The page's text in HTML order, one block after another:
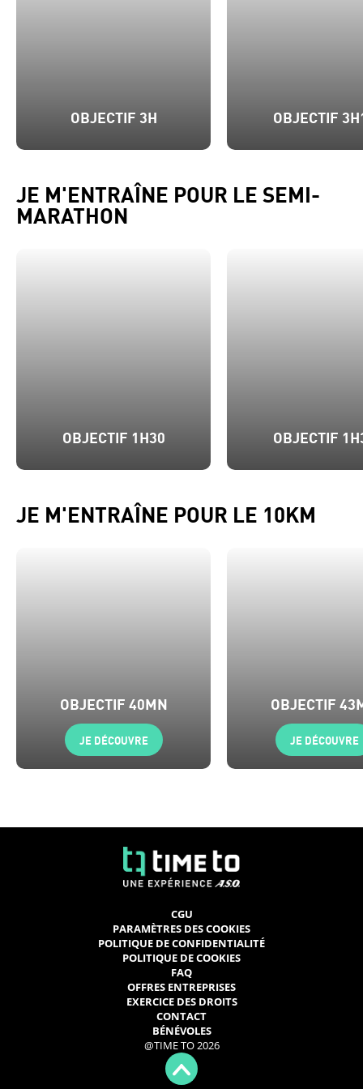
OBJECTIF 3H OBJECTIF
JE M'ENTRAÎNE POUR LE SEMI-
MARATHON
OBJECTIF 1H30 OBJECTIF
JE M'ENTRAÎNE POUR LE 10KM
OBJECTIF 40MN
JE DÉCOUVRE
OBJECTIF
JE DÉCOUVRE
CGU
PARAMÈTRES DES COOKIES
POLITIQUE DE CONFIDENTIALITÉ
POLITIQUE DE COOKIES
FAQ
OFFRES ENTREPRISES
EXERCICE DES DROITS
CONTACT
BÉNÉVOLES
@TIME TO 2026